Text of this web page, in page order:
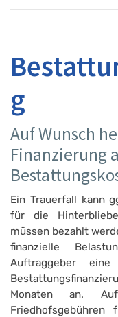
g
Auf Wunsch
Finanzierung
Ein Trauerfall kann
für die
müssen bezahlt
finanzielle
Auftraggeber
Monaten an.